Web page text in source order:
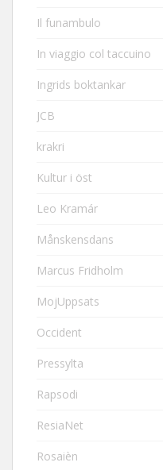
Il funambulo
In viaggio col taccuino
Ingrids boktankar
JCB
krakri
Kultur i öst
Leo Kramár
Månskensdans
Marcus Fridholm
MojUppsats
Occident
Pressylta
Rapsodi
ResiaNet
Rosaièn